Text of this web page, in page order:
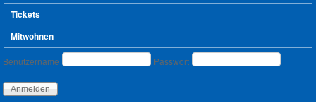
Tickets
Mitwohnen
Benutzeranmeldung
Benutzername Passwort